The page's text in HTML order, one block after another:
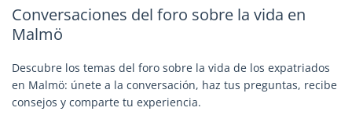
Conversaciones del foro sobre la vida en
Malmö
Descubre los temas del foro sobre la vida de los expatriados
en Malmö: únete a la conversación, haz tus preguntas, recibe
consejos y comparte tu experiencia.